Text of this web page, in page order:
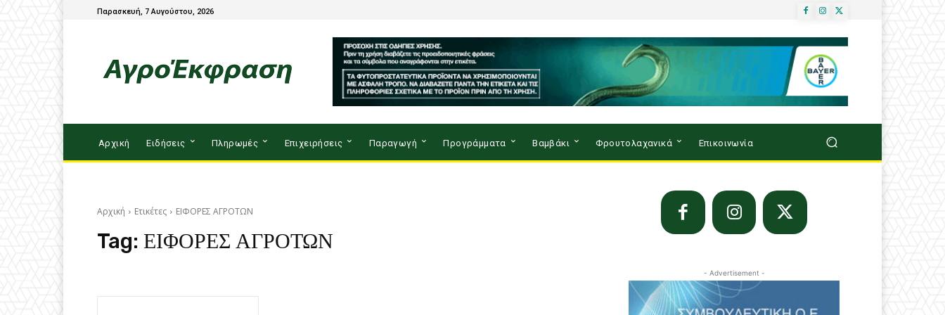
Παρασκευή, 7 Αυγούστου, 2026
Αρχική Ειδήσεις Πληρωμές Επιχειρήσεις Παραγωγή Προγράμματα Βαμβάκι Φρουτολαχανικά Επικοινωνία
Αρχική Ετικέτες ΕΙΦΟΡΕΣ ΑΓΡΟΤΩΝ
Tag: ΕΙΦΟΡΕΣ ΑΓΡΟΤΩΝ
- Advertisement -